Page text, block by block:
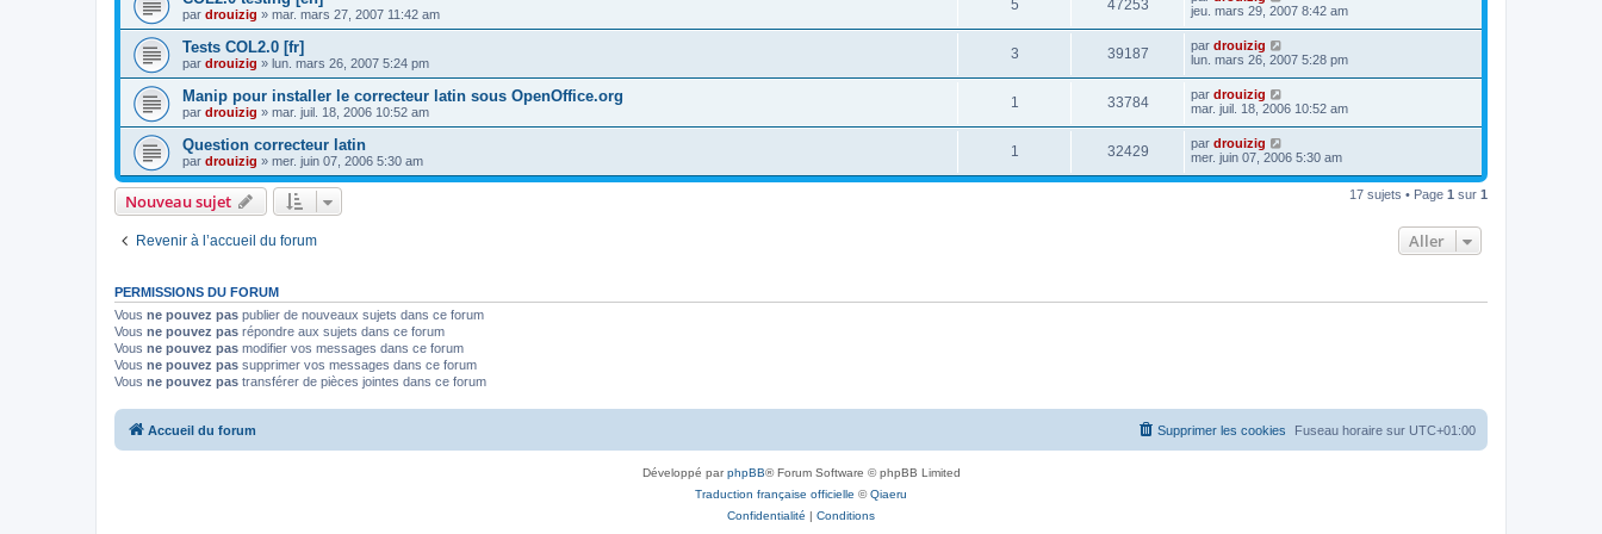
par drouizig » mar. mars 27, 2007 11:42 am
5 47253
jeu. mars 29, 2007 8:42 am
Tests COL2.0 [fr]
par drouizig » lun. mars 26, 2007 5:24 pm
3 39187 par drouizig
lun. mars 26, 2007 5:28 pm
Manip pour installer le correcteur latin sous OpenOffice.org
par drouizig » mar. juil. 18, 2006 10:52 am
1 33784 par drouizig
mar. juil. 18, 2006 10:52 am
Question correcteur latin
par drouizig » mer. juin 07, 2006 5:30 am
1 32429 par drouizig
mer. juin 07, 2006 5:30 am
Nouveau sujet 17 sujets • Page 1 sur 1
Revenir à l’accueil du forum Aller
PERMISSIONS DU FORUM
Vous ne pouvez pas publier de nouveaux sujets dans ce forum
Vous ne pouvez pas répondre aux sujets dans ce forum
Vous ne pouvez pas modifier vos messages dans ce forum
Vous ne pouvez pas supprimer vos messages dans ce forum
Vous ne pouvez pas transférer de pièces jointes dans ce forum
Accueil du forum Fuseau horaire sur UTC+01:00
Supprimer les cookies
Développé parphpBB® Forum Software © phpBB Limited
Traduction française officielle ©Qiaeru
Confidentialité | Conditions